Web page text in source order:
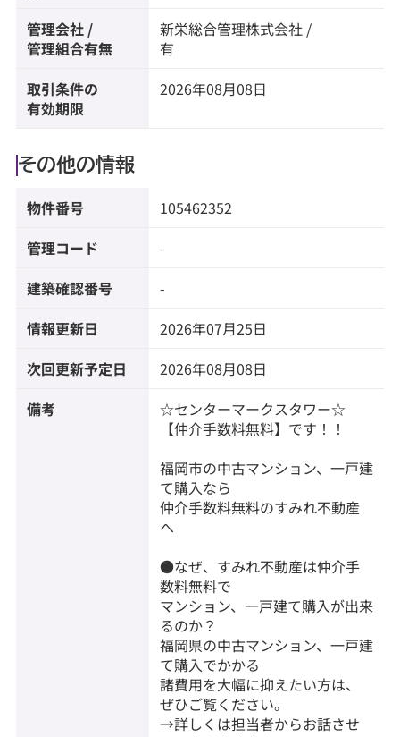
管理会社 /
管理組合有無
新栄総合管理株式会社 /
有
取引条件の
有効期限
2026年08月08日
その他の情報
物件番号 105462352
管理コード -
建築確認番号 -
情報更新日 2026年07月25日
次回更新予定日 2026年08月08日
備考
☆センターマークスタワー☆
【仲介手数料無料】です！！
福岡市の中古マンション、一戸建
て購入なら
仲介手数料無料のすみれ不動産
へ
●なぜ、すみれ不動産は仲介手
数料無料で
マンション、一戸建て購入が出来
るのか？
福岡県の中古マンション、一戸建
て購入でかかる
諸費用を大幅に抑えたい方は、
ぜひご覧ください。
→詳しくは担当者からお話させ